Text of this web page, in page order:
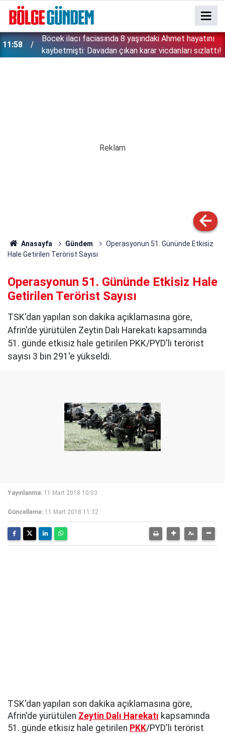
11:42
''Çözülmemiş dosya kalmayacak'' demişti: Bakan
Gürlek şüpheli 2 çocuğun ölümünü mercek altına
Anasayfa Gündem
Operasyonun 51. Gününde Etkisiz
Hale Getirilen Terörist Sayısı
Operasyonun 51. Gününde Etkisiz Hale
Getirilen Terörist Sayısı
TSK'dan yapılan son dakika açıklamasına göre,
Afrin'de yürütülen Zeytin Dalı Harekatı kapsamında
51. günde etkisiz hale getirilen PKK/PYD'li terörist
sayısı 3 bin 291'e yükseldi.
Yayınlanma: 11 Mart 2018 10:03
Güncelleme: 11 Mart 2018 11:32
TSK'dan yapılan son dakika açıklamasına göre,
Afrin'de yürütülen Zeytin Dalı Harekatı kapsamında
51. günde etkisiz hale getirilen PKK/PYD'li terörist